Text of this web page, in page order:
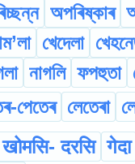
অপৰিষ্কাৰ
খেদেলা
নাগলি ফপহুতা
পেতেৰ লেতেৰা
खोमसि- दरसि गेदा